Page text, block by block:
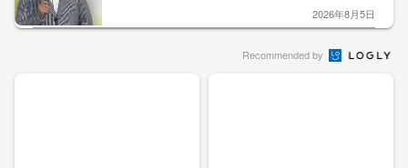
2026年8月5日
Recommended by